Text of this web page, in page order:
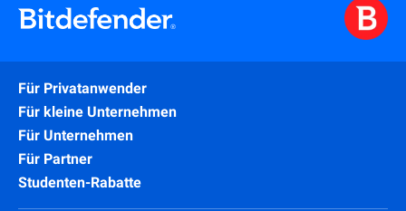
Für Privatanwender
Für kleine Unternehmen
Für Unternehmen
Für Partner
Studenten-Rabatte